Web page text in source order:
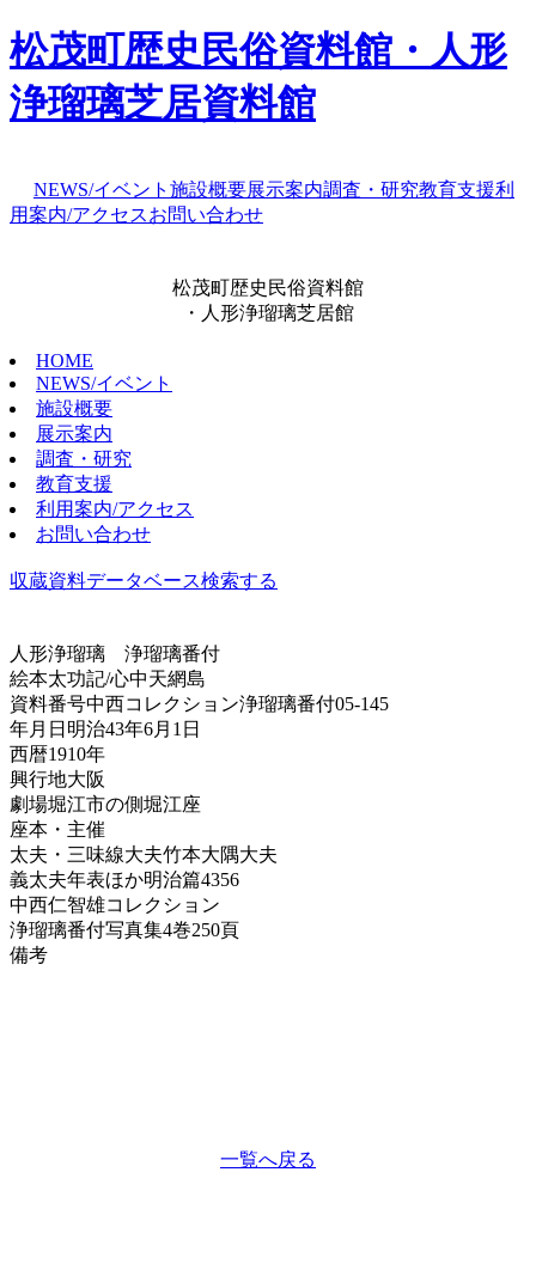
松茂町歴史民俗資料館・人形
浄瑠璃芝居資料館
NEWS/イベント 施設概要展示案内調査・研究教育支援利
用案内/アクセスお問い合わせ
松茂町歴史民俗資料館
・人形浄瑠璃芝居館
HOME
NEWS/イベント
施設概要
展示案内
調査・研究
教育支援
利用案内/アクセス
お問い合わせ
収蔵資料データベース検索する
人形浄瑠璃 浄瑠璃番付
絵本太功記/心中天網島
資料番号中西コレクション浄瑠璃番付05-145
年月日 明治43年6月1日
西暦1910年
興行地大阪
劇場堀江市の側堀江座
座本・主催
太夫・三味線大夫竹本大隅大夫
義太夫年表ほか明治篇4356
中西仁智雄コレクション
浄瑠璃番付写真集4巻250頁
備考
一覧へ戻る